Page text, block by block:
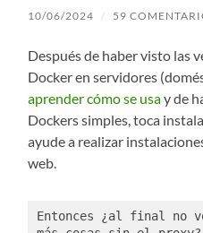
10/06/2024 / 59
Después de haber visto las
Docker en servidores
aprender cómo se usay de
Dockers simples, toca
ayude a realizar
web.
Entonces ¿al final no